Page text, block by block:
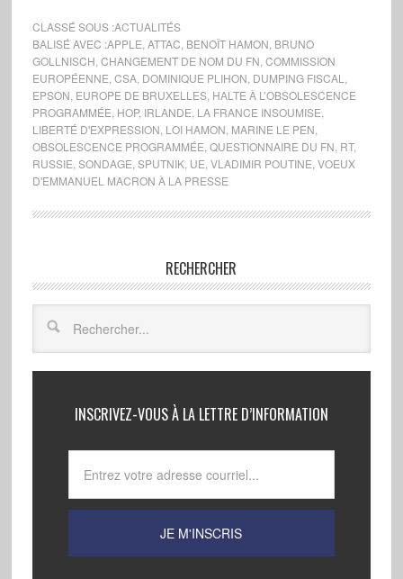
CLASSÉ SOUS :ACTUALITÉS
BALISÉ AVEC :APPLE ATTAC BENOÎT HAMON BRUNO
GOLLNISCH CHANGEMENT DE NOM DU FN COMMISSION
EUROPÉENNE CSA, DOMINIQUE PLIHON DUMPING FISCAL
EPSON EUROPE DE BRUXELLES, HALTE À L’OBSOLESCENCE
PROGRAMMÉE HOP, IRLANDE LA FRANCE INSOUMISE
LIBERTÉ D'EXPRESSION LOI HAMON MARINE LE PEN
OBSOLESCENCE PROGRAMMÉE QUESTIONNAIRE DU FN RT,
RUSSIE SONDAGE SPUTNIK, UE VLADIMIR POUTINE VOEUX
D'EMMANUEL MACRON À LA PRESSE
RECHERCHER
INSCRIVEZ-VOUS À LA LETTRE D’INFORMATION